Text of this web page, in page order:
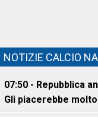
NOTIZIE CALCIO
07:50 - Repubblica
Gli piacerebbe